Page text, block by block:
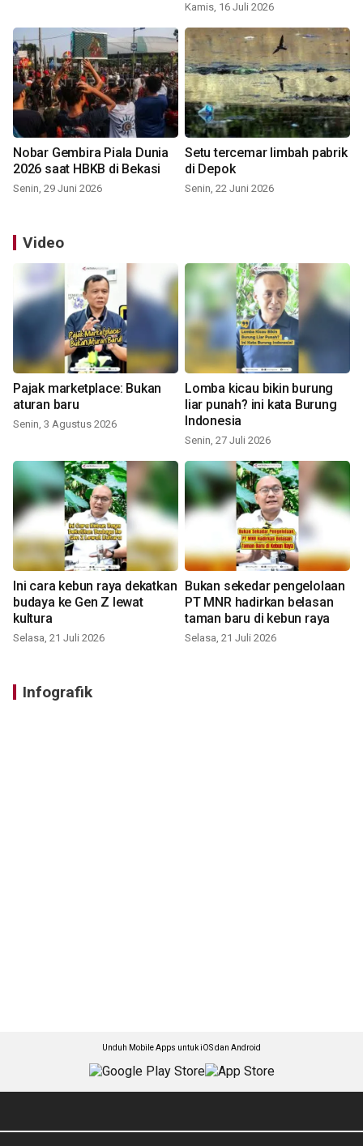
Kamis, 16 Juli 2026
Nobar Gembira Piala Dunia
2026 saat HBKB di Bekasi
Senin, 29 Juni 2026
Setu tercemar limbah pabrik
di Depok
Senin, 22 Juni 2026
Video
Pajak marketplace: Bukan
aturan baru
Senin, 3 Agustus 2026
Lomba kicau bikin burung
liar punah? ini kata Burung
Indonesia
Senin, 27 Juli 2026
Ini cara kebun raya dekatkan
budaya ke Gen Z lewat
kultura
Selasa, 21 Juli 2026
Bukan sekedar pengelolaan
PT MNR hadirkan belasan
taman baru di kebun raya
Selasa, 21 Juli 2026
Infografik
Unduh Mobile Apps untuk iOS dan Android